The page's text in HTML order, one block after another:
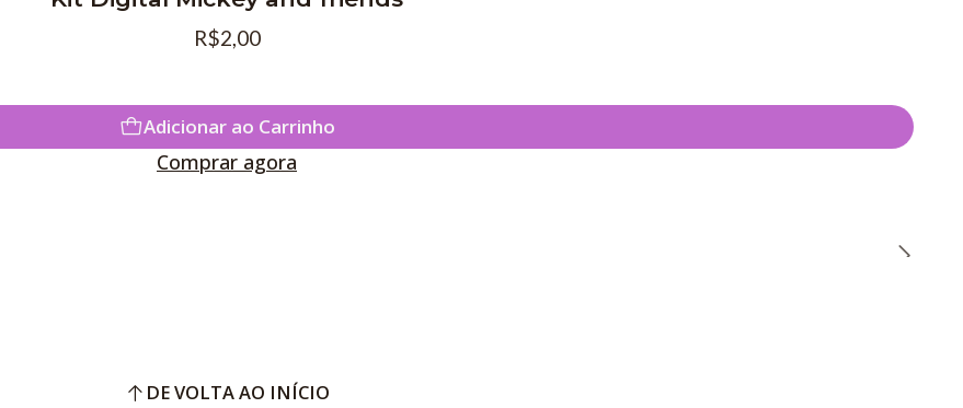
R$2,00
Adicionar ao Carrinho
Comprar agora
DE VOLTA AO INÍCIO